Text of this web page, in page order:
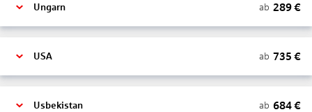
Ungarn ab 289€
USA ab 735 €
Usbekistan ab 684€